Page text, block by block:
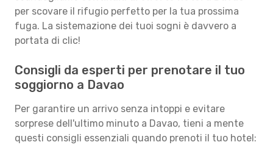
per scovare il rifugio perfetto per la tua prossima
fuga. La sistemazione dei tuoi sogni è davvero a
portata di clic!
Consigli da esperti per prenotare il tuo
soggiorno a Davao
Per garantire un arrivo senza intoppi e evitare
sorprese dell'ultimo minuto a Davao, tieni a mente
questi consigli essenziali quando prenoti il tuo hotel: